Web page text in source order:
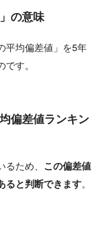
の意味
平均偏差値」を5年
す。
偏差値ランキン
ため、 この偏差値
ると判断できます。